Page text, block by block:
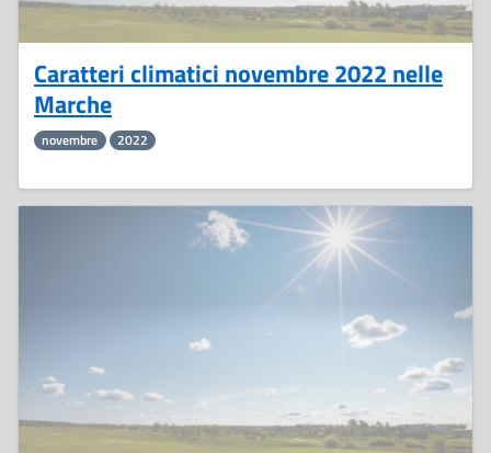
Caratteri climatici novembre 2022 nelle
Marche
novembre 2022